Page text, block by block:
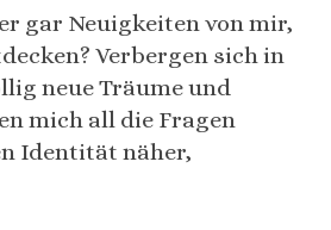
gar Neuigkeiten von mir,
Verbergen sich in
neue Träume und
mich all die Fragen
Identität näher,